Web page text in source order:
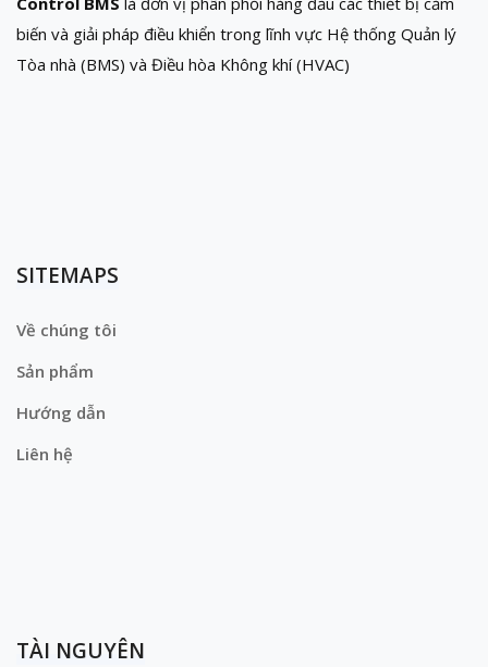
biến và giải pháp điều khiển trong lĩnh vực Hệ thống Quản lý
Tòa nhà (BMS) và Điều hòa Không khí (HVAC)
SITEMAPS
Về chúng tôi
Sản phẩm
Hướng dẫn
Liên hệ
TÀI NGUYÊN